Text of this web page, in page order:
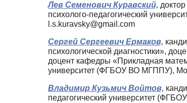
Лев Семенович Куравский,
психолого-педагогический
l.s.kuravsky@gmail.com
Сергей Сергеевич Ермаков,
психологической диагностики»,
доцент кафедры «Прикладная
университет (ФГБОУ ВО МГППУ),
Владимир Кузьмич Войтов,
педагогический университет